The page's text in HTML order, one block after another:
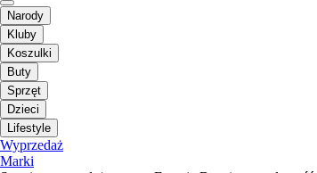
Narody
Kluby
Koszulki
Buty
Sprzęt
Dzieci
Lifestyle
Wyprzedaż
Marki